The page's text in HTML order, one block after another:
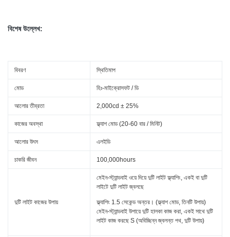
বিশেষ উল্লেখ:
বিবরণ স্থিতিমাপ
মোড হিঃ-মাইক্রোসফট / ডি
আলোর তীব্রতা 2,000cd ± 25%
কাজের অবস্থা ফ্ল্যাশ মোড (20-60 বার / মিনিট)
আলোর উৎস এলইডি
চাকরি জীবন 100,000hours
দুটি লাইট কাজের উপায়
মেইন-স্ট্যান্ডবাই ওয়ে দিয়ে দুটি লাইট ফ্ল্যাশিং, একই বা দুটি
লাইটে দুটি লাইট জ্বলছে
ফ্ল্যাশিং 1.5 সেকেন্ড অন্তর। (ফ্ল্যাশ মোড, তিনটি উপায়)
মেইন-স্ট্যান্ডবাই উপায়ে দুটি হালকা কাজ করা, একই সাথে দুটি
লাইট কাজ করছে S (অবিচ্ছিন্ন জ্বলন্ত পথ, দুটি উপায়)